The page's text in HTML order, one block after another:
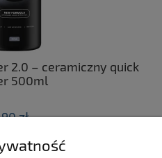
2.0 – ceramiczny quick
500ml
zł